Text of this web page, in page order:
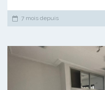
7 mois depuis